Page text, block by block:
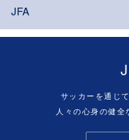
JFA
サッカーを通じ
人々の心身の健全